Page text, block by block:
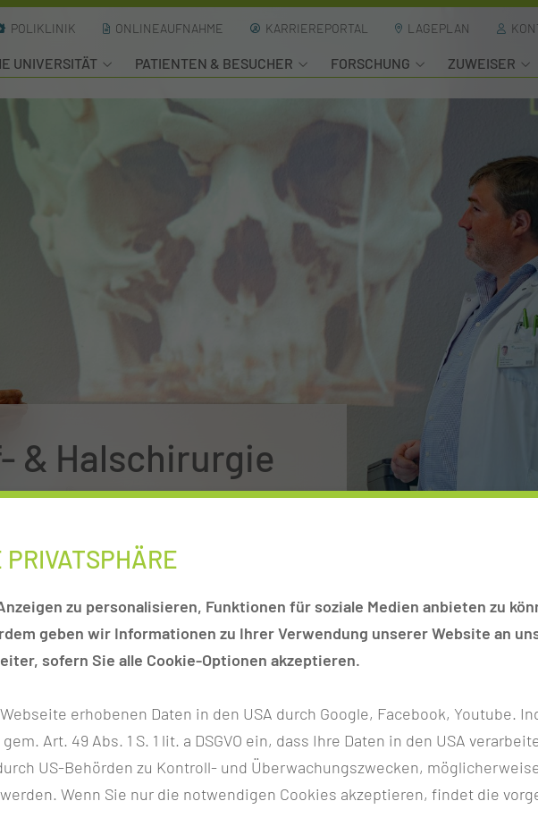
POLIKLINIK ONLINEAUFNAHME KARRIEREPORTAL LAGEPLAN
UNIVERSITÄT PATIENTEN & BESUCHER FORSCHUNG ZUWEISER
& Halschirurgie
im Kopf-Hals-Bereich bieten wir eine onkologische
ein Wiederauftreten der Krebserkrankung frühzeitig
Rehabilitation nach stattgefundener
evtl. in Kombination mit einer Chemotherapie. Wir bieten Ihnen eine
sich nach Jahren verlängern. Jede Nachsorgeeinheit enthält eine
ein flexibles Endoskop, bei dem der Befund auf einen Monitor
Ultraschalluntersuchung der Halsweichteile, um erneut aufgetretene
zu personalisieren, Funktionen für soziale Medien anbieten zu
geben wir Informationen zu Ihrer Verwendung unserer Website an
sofern Sie alle Cookie-Optionen akzeptieren.
erhobenen Daten in den USA durch Google, Facebook, Youtube.
Art. 49 Abs. 1 S. 1 lit. a DSGVO ein, dass Ihre Daten in den USA
US-Behörden zu Kontroll- und Überwachungszwecken,
Wenn Sie nur die notwendigen Cookies akzeptieren, findet die